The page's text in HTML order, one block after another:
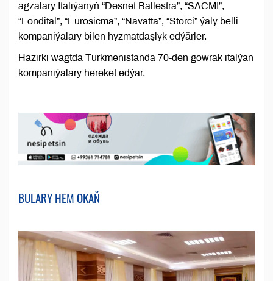
agzalary Italiýanyň “Desnet Ballestra”, “SACMI”,
“Fondital”, “Eurosicma”, “Navatta”, “Storci” ýaly belli
kompaniýalary bilen hyzmatdaşlyk edýärler.
Häzirki wagtda Türkmenistanda 70-den gowrak italýan
kompaniýalary hereket edýär.
BULARY HEM OKAŇ